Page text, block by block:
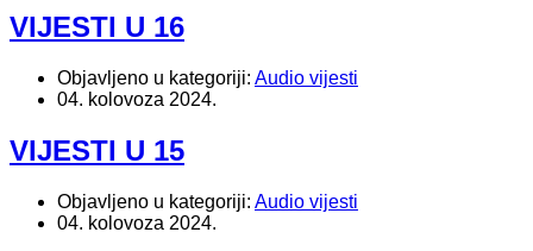
VIJESTI U 16
Objavljeno u kategoriji: Audio vijesti
04. kolovoza 2024.
VIJESTI U 15
Objavljeno u kategoriji: Audio vijesti
04. kolovoza 2024.